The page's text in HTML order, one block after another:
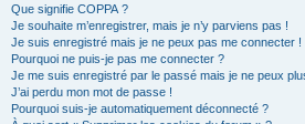
Que signifie COPPA ?
Je souhaite m’enregistrer, mais je n’y parviens pas !
Je suis enregistré mais je ne peux pas me connecter !
Pourquoi ne puis-je pas me connecter ?
Je me suis enregistré par le passé mais je ne peux
J’ai perdu mon mot de passe !
Pourquoi suis-je automatiquement déconnecté ?